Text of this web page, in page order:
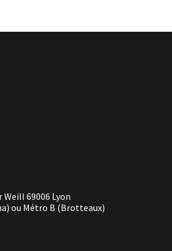
Weill 69006 Lyon
ou Métro B (Brotteaux)